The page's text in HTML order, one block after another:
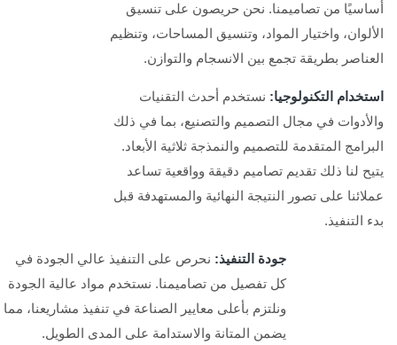
أساسيًا من تصاميمنا. نحن حريصون على تنسيق
الألوان، واختيار المواد، وتنسيق المساحات، وتنظيم
العناصر بطريقة تجمع بين الانسجام والتوازن.
استخدام التكنولوجيا: نستخدم أحدث التقنيات
والأدوات في مجال التصميم والتصنيع، بما في ذلك
البرامج المتقدمة للتصميم والنمذجة ثلاثية الأبعاد.
يتيح لنا ذلك تقديم تصاميم دقيقة وواقعية تساعد
عملائنا على تصور النتيجة النهائية والمستهدفة قبل
بدء التنفيذ.
جودة التنفيذ: نحرص على التنفيذ عالي الجودة في
كل تفصيل من تصاميمنا. نستخدم مواد عالية الجودة
ونلتزم بأعلى معايير الصناعة في تنفيذ مشاريعنا، مما
يضمن المتانة والاستدامة على المدى الطويل.